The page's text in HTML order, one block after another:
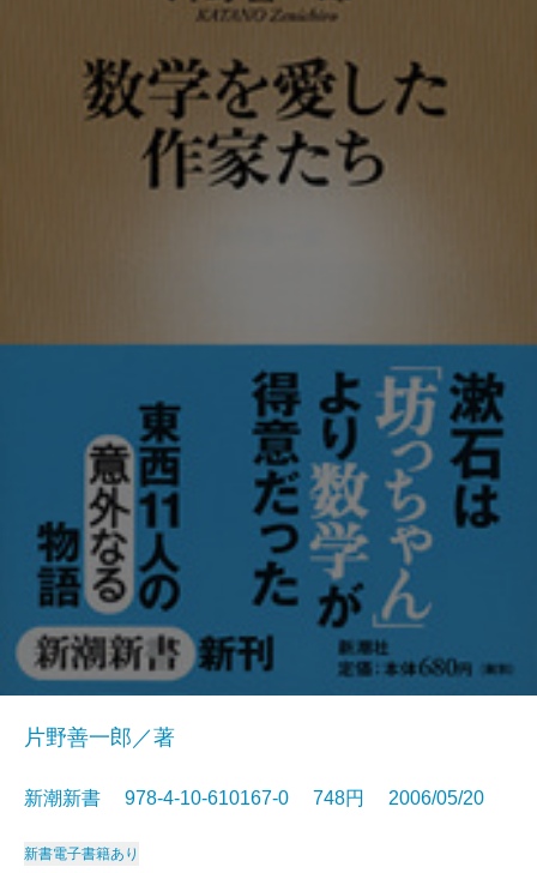
片野善一郎／著
新潮新書 978-4-10-610167-0 748円 2006/05/20
新書電子書籍あり